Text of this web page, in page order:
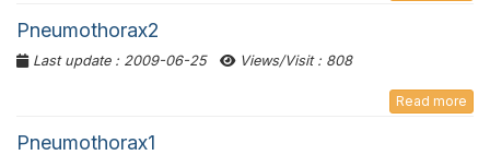
Pneumothorax2
Last update : 2009-06-25 Views/Visit : 808
Read more
Pneumothorax1